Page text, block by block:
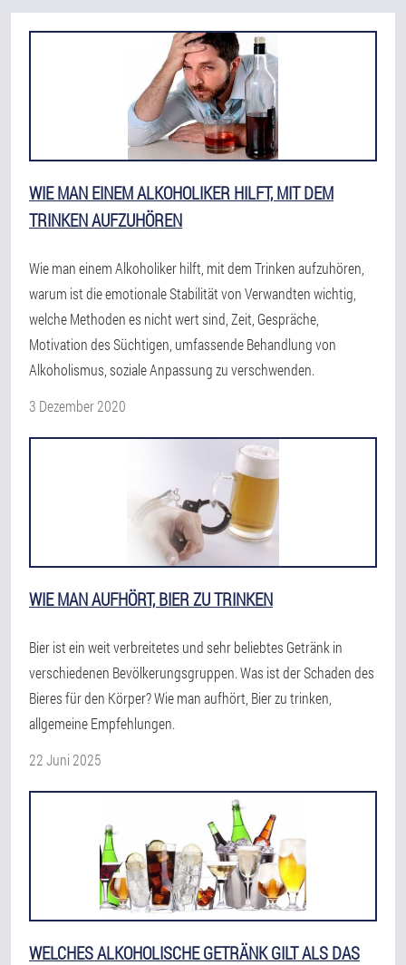
WIE MAN EINEM ALKOHOLIKER HILFT, MIT DEM
TRINKEN AUFZUHÖREN
Wie man einem Alkoholiker hilft, mit dem Trinken aufzuhören,
warum ist die emotionale Stabilität von Verwandten wichtig,
welche Methoden es nicht wert sind, Zeit, Gespräche,
Motivation des Süchtigen, umfassende Behandlung von
Alkoholismus, soziale Anpassung zu verschwenden.
3 Dezember 2020
WIE MAN AUFHÖRT, BIER ZU TRINKEN
Bier ist ein weit verbreitetes und sehr beliebtes Getränk in
verschiedenen Bevölkerungsgruppen. Was ist der Schaden des
Bieres für den Körper? Wie man aufhört, Bier zu trinken,
allgemeine Empfehlungen.
22 Juni 2025
WELCHES ALKOHOLISCHE GETRÄNK GILT ALS DAS